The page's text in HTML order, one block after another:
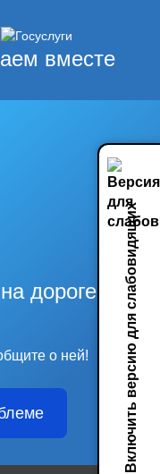
вместе
дороге, не
о ней! Включить версию для слабовидящих